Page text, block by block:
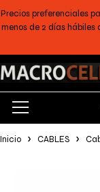
Precios preferenciales
menos de 2 días hábiles
Inicio CABLES